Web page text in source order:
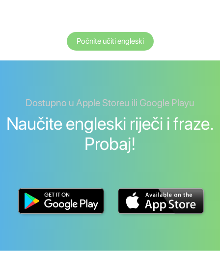
Počnite učiti engleski
Dostupno u Apple Storeu ili Google Playu
Naučite engleski riječi i fraze.
Probaj!